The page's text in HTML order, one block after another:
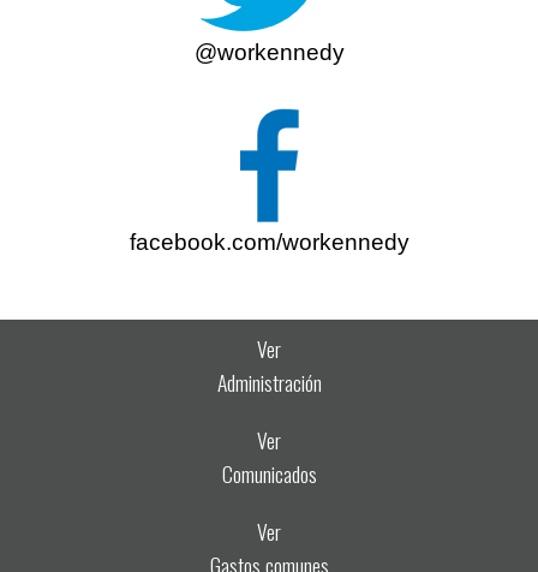
@workennedy
facebook.com/workennedy
Ver
Administración
Ver
Comunicados
Ver
Gastos comunes